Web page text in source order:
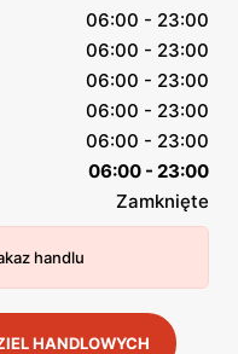
06:00 - 23:00
06:00 - 23:00
06:00 - 23:00
06:00 - 23:00
06:00 - 23:00
06:00 - 23:00
Zamknięte
handlu
HANDLOWYCH